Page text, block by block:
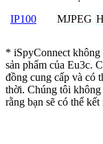
IP100 MJPEG
* iSpyConnect không
sản phẩm của Eu3c.
đồng cung cấp và có
thời. Chúng tôi không
rằng bạn sẽ có thể